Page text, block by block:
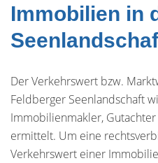
Immobilien in
Der Verkehrswert bzw.
Feldberger Seenlandschaft
Immobilienmakler,
ermittelt. Um eine
Verkehrswert einer